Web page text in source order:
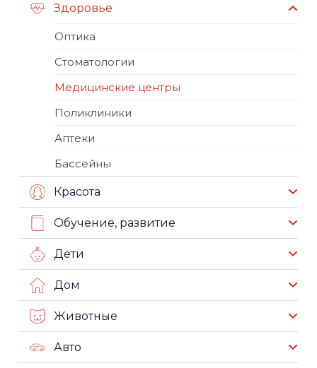
Здоровье
Оптика
Стоматологии
Медицинские центры
Поликлиники
Аптеки
Бассейны
Красота
Обучение, развитие
Дети
Дом
Животные
Авто